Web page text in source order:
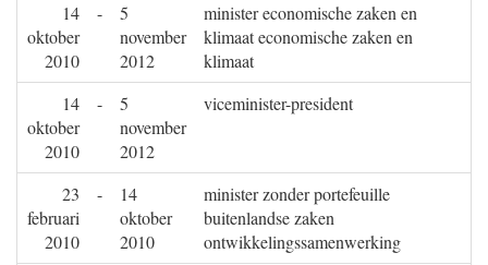
14
oktober
2010
-
5
november
2012
minister economische zaken en
klimaat economische zaken en
klimaat
14
oktober
2010
-
5
november
2012
viceminister-president
23
februari
2010
-
14
oktober
2010
minister zonder portefeuille
buitenlandse zaken
ontwikkelingssamenwerking